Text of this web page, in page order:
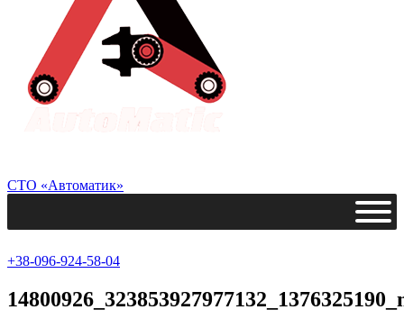
СТО «Автоматик»
+38-096-924-58-04